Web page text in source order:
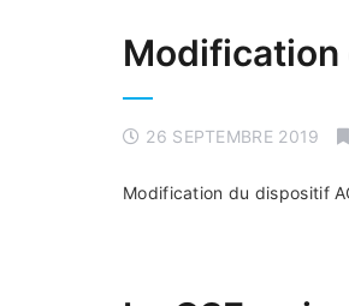
Modification
26 SEPTEMBRE 2019
Modification du dispositif